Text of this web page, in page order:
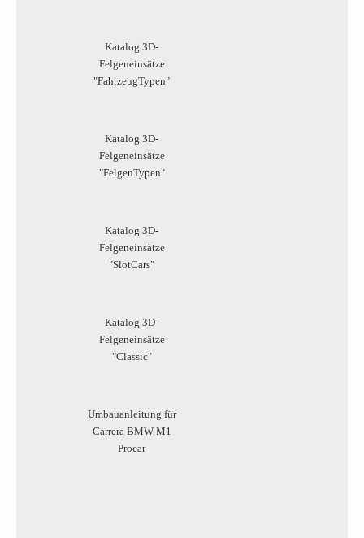
Katalog 3D-
Felgeneinsätze
"FahrzeugTypen"
Katalog 3D-
Felgeneinsätze
"FelgenTypen"
Katalog 3D-
Felgeneinsätze
"SlotCars"
Katalog 3D-
Felgeneinsätze
"Classic"
Umbauanleitung für
Carrera BMW M1
Procar